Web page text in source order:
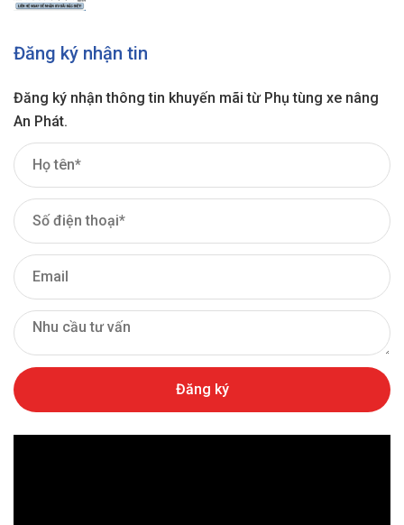
Đăng ký nhận tin
Đăng ký nhận thông tin khuyến mãi từ Phụ tùng xe nâng
An Phát.